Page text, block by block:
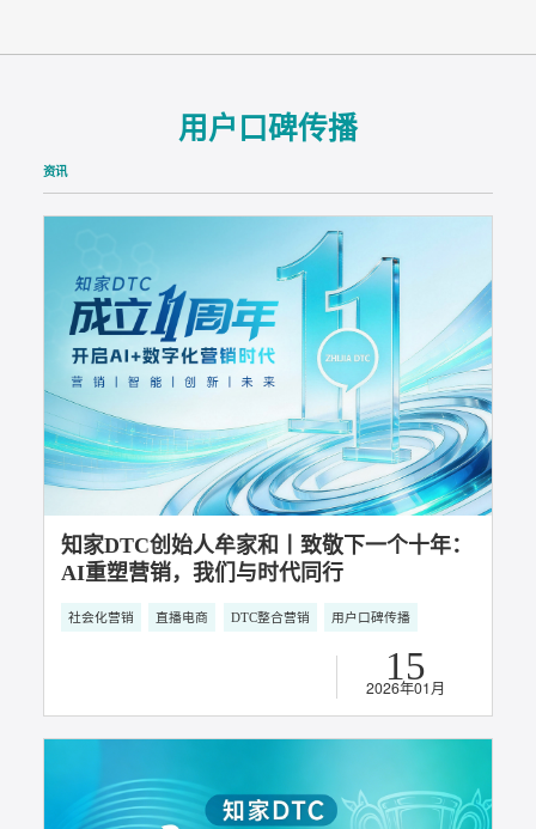
用户口碑传播
资讯
知家DTC创始人牟家和丨致敬下一个十年：
用户口碑传播
15